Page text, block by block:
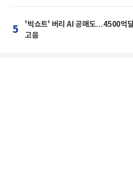
5
'빅쇼트' 버리 AI 공매도…4500억
고음